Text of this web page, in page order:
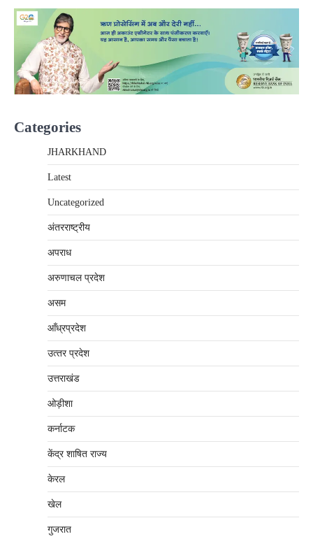
Categories
JHARKHAND
Latest
Uncategorized
अंतरराष्‍ट्रीय
अपराध
अरुणाचल प्रदेश
असम
आँध्रप्रदेश
उत्‍तर प्रदेश
उत्तराखंड
ओड़ीशा
कर्नाटक
केंद्र शाषित राज्य
केरल
खेल
गुजरात